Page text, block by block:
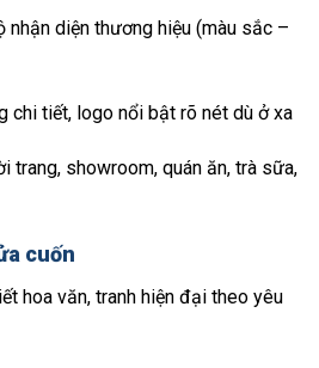
nhận diện thương hiệu (màu sắc –
chi tiết, logo nổi bật rõ nét dù ở xa
trang, showroom, quán ăn, trà sữa,
cuốn
hoa văn, tranh hiện đại theo yêu